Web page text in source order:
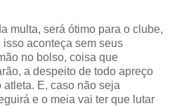
multa, será ótimo para o clube,
aconteça sem seus
no bolso, coisa que
a despeito de todo apreço
E, caso não seja
e o meia vai ter que lutar